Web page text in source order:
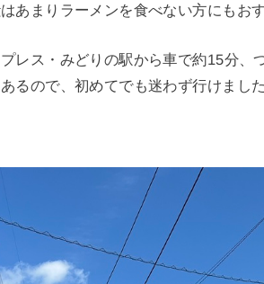
あまりラーメンを食べない方にもお
レス・みどりの駅から車で約15分、
るので、初めてでも迷わず行けました